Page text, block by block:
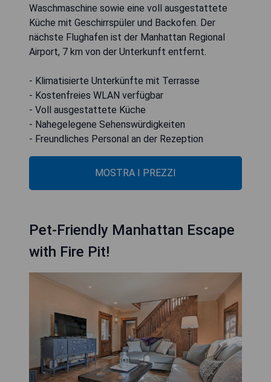
Waschmaschine sowie eine voll ausgestattete
Küche mit Geschirrspüler und Backofen. Der
nächste Flughafen ist der Manhattan Regional
Airport, 7 km von der Unterkunft entfernt.
- Klimatisierte Unterkünfte mit Terrasse
- Kostenfreies WLAN verfügbar
- Voll ausgestattete Küche
- Nahegelegene Sehenswürdigkeiten
- Freundliches Personal an der Rezeption
MOSTRA I PREZZI
Pet-Friendly Manhattan Escape
with Fire Pit!